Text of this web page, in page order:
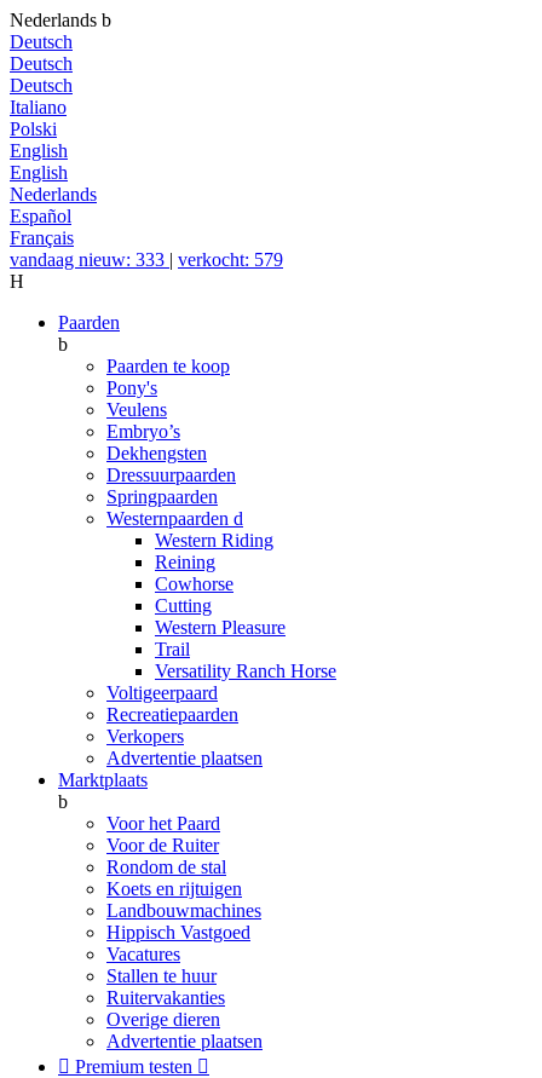
Nederlands b
Deutsch
Deutsch
Deutsch
Italiano
Polski
English
English
Nederlands
Español
Français
vandaag nieuw: 333 | verkocht: 579
H
Paarden
b
Paarden te koop
Pony's
Veulens
Embryo’s
Dekhengsten
Dressuurpaarden
Springpaarden
Westernpaarden d
Western Riding
Reining
Cowhorse
Cutting
Western Pleasure
Trail
Versatility Ranch Horse
Voltigeerpaard
Recreatiepaarden
Verkopers
Advertentie plaatsen
Marktplaats
b
Voor het Paard
Voor de Ruiter
Rondom de stal
Koets en rijtuigen
Landbouwmachines
Hippisch Vastgoed
Vacatures
Stallen te huur
Ruitervakanties
Overige dieren
Advertentie plaatsen
 Premium testen 